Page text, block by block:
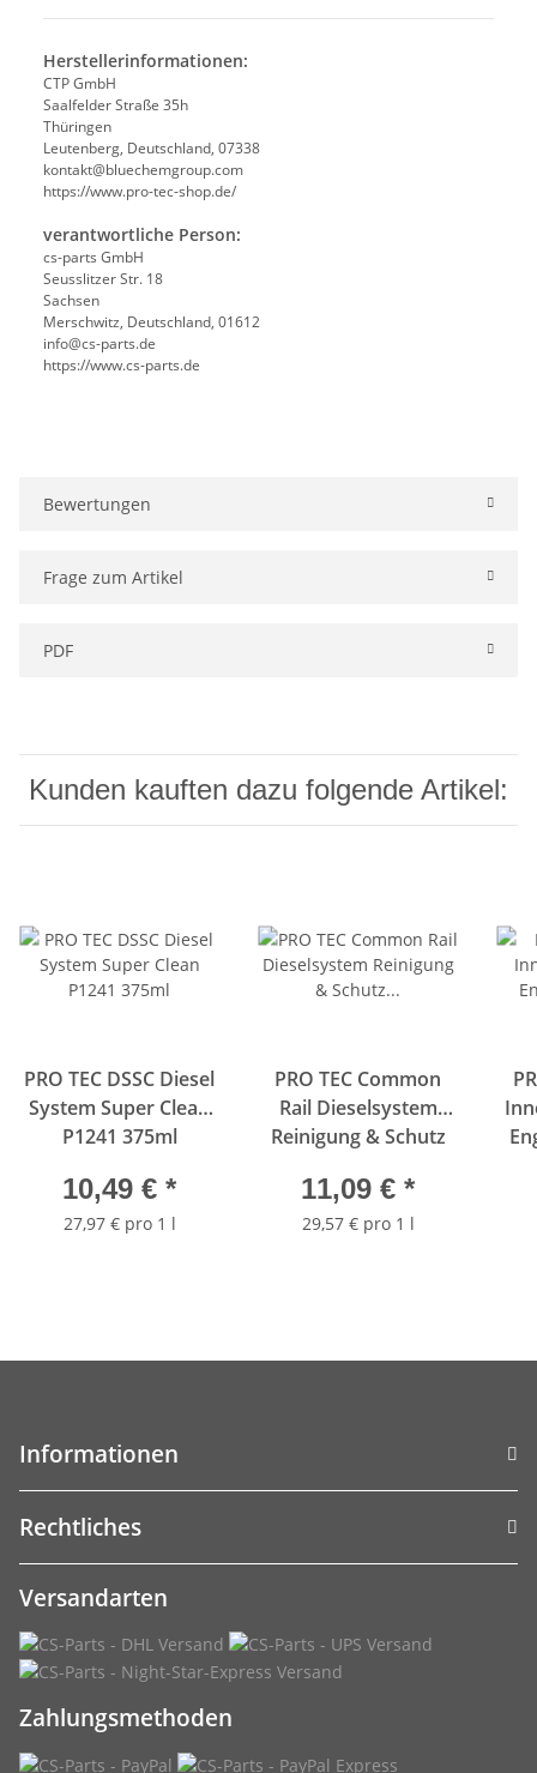
Herstellerinformationen:
CTP GmbH
Saalfelder Straße 35h
Thüringen
Leutenberg, Deutschland, 07338
kontakt@bluechemgroup.com
https://www.pro-tec-shop.de/
verantwortliche Person:
cs-parts GmbH
Seusslitzer Str. 18
Sachsen
Merschwitz, Deutschland, 01612
info@cs-parts.de
https://www.cs-parts.de
Bewertungen
Frage zum Artikel
PDF
Kunden kauften dazu folgende Artikel:
PRO TEC DSSC Diesel
System Super Clean
P1241 375ml
10,49 € *
27,97 € pro 1 l
PRO TEC Common
Rail Dieselsystem
Reinigung & Schutz
11,09 € *
29,57 € pro 1 l
Informationen
Rechtliches
Versandarten
Zahlungsmethoden